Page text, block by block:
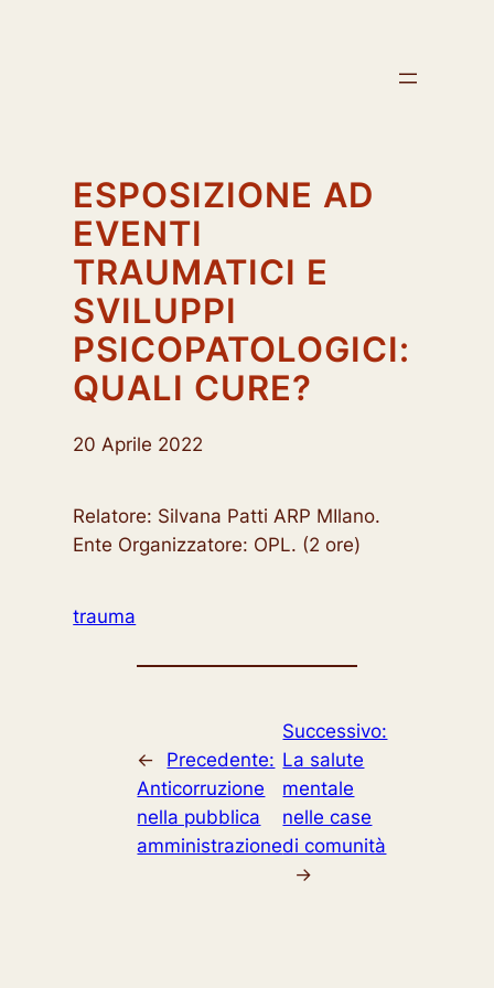
ESPOSIZIONE AD
EVENTI
TRAUMATICI E
SVILUPPI
PSICOPATOLOGICI:
QUALI CURE?
20 Aprile 2022
Relatore: Silvana Patti ARP MIlano.
Ente Organizzatore: OPL. (2 ore)
trauma
←
Precedente:
Anticorruzione
nella pubblica
amministrazione
Successivo:
La salute
mentale
nelle case
di comunità
→